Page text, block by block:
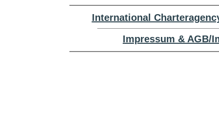
International
Impressum & AGB/